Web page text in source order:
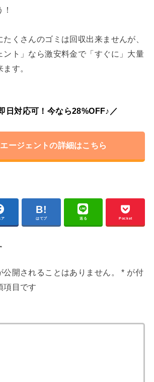
くさんのゴミは回収出来ませんが、
ント」なら激安料金で「すぐに」大量
す。
日対応可！今なら28%OFF♪／
ージェントの詳細はこちら
ア はてブ 送る Pocket
公開されることはありません。 * が付
項目です